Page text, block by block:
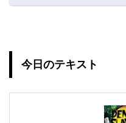
今日のテキスト